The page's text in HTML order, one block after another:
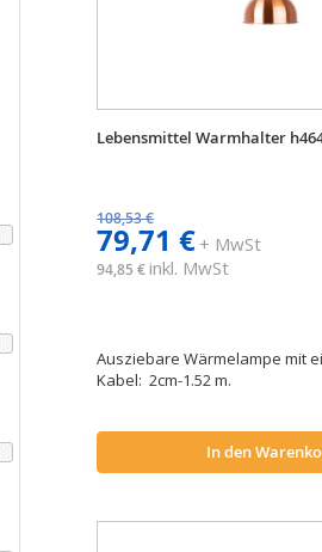
Lebensmittel Warmhalter
108,53 €
79,71 €+ MwSt
94,85 € inkl. MwSt
Ausziebare Wärmelampe mit
Kabel: 2cm-1.52 m.
In den